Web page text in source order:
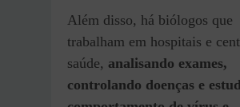
Além disso, há biólogos que
trabalham em hospitais e
saúde, analisando exames,
controlando doenças e